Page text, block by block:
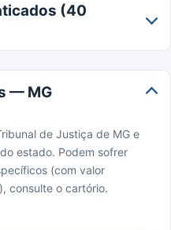
(40
— MG
de Justiça de MG e
estado. Podem sofrer
(com valor
consulte o cartório.